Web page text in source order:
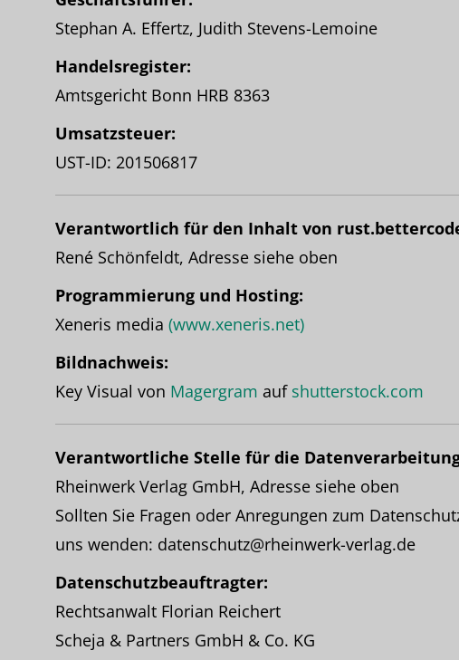
Stephan A. Effertz, Judith Stevens-Lemoine
Handelsregister:
Amtsgericht Bonn HRB 8363
Umsatzsteuer:
UST-ID: 201506817
Verantwortlich für den Inhalt von
René Schönfeldt, Adresse siehe oben
Programmierung und Hosting:
Xeneris media (www.xeneris.net)
Bildnachweis:
Key Visual von Magergram auf shutterstock.com
Verantwortliche Stelle für die Datenverarbeitung
Rheinwerk Verlag GmbH, Adresse siehe oben
Sollten Sie Fragen oder Anregungen zum
uns wenden: datenschutz@rheinwerk-verlag.de
Datenschutzbeauftragter:
Rechtsanwalt Florian Reichert
Scheja & Partners GmbH & Co. KG